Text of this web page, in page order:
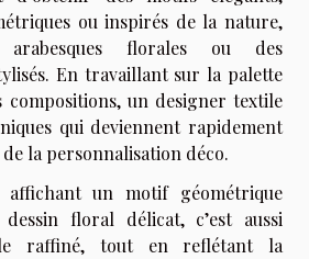
ou inspirés de la nature,
florales ou des
En travaillant sur la palette
compositions, un designer textile
qui deviennent rapidement
la personnalisation déco.
un motif géométrique
floral délicat, c’est aussi
raffiné, tout en reflétant la